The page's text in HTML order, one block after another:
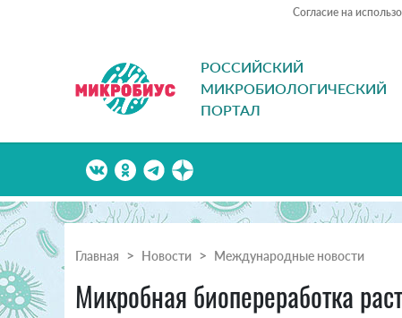
Согласие на
РОССИЙСКИЙ
МИКРОБИОЛОГИЧЕСКИЙ
ПОРТАЛ
Главная Новости Международные новости
Микробная биопереработка